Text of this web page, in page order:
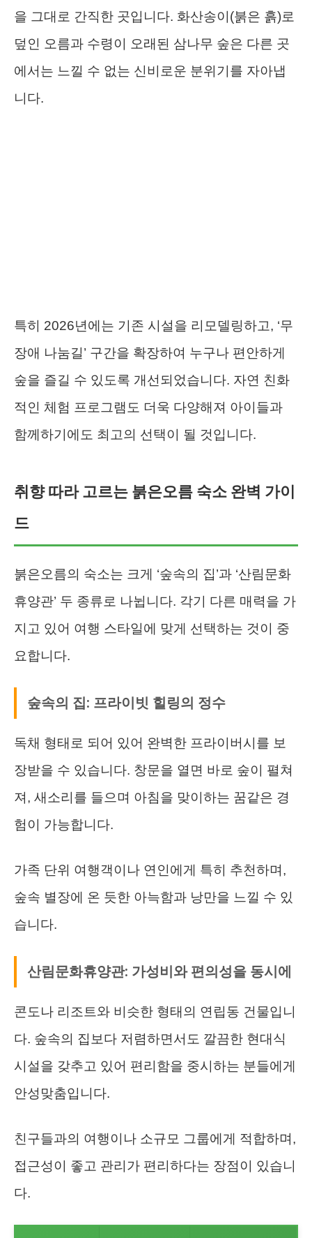
을 그대로 간직한 곳입니다. 화산송이(붉은 흙)로
덮인 오름과 수령이 오래된 삼나무 숲은 다른 곳
에서는 느낄 수 없는 신비로운 분위기를 자아냅
니다.
특히 2026년에는 기존 시설을 리모델링하고, ‘무
장애 나눔길’ 구간을 확장하여 누구나 편안하게
숲을 즐길 수 있도록 개선되었습니다. 자연 친화
적인 체험 프로그램도 더욱 다양해져 아이들과
함께하기에도 최고의 선택이 될 것입니다.
취향 따라 고르는 붉은오름 숙소 완벽 가이
드
붉은오름의 숙소는 크게 ‘숲속의 집’과 ‘산림문화
휴양관’ 두 종류로 나뉩니다. 각기 다른 매력을 가
지고 있어 여행 스타일에 맞게 선택하는 것이 중
요합니다.
숲속의 집: 프라이빗 힐링의 정수
독채 형태로 되어 있어 완벽한 프라이버시를 보
장받을 수 있습니다. 창문을 열면 바로 숲이 펼쳐
져, 새소리를 들으며 아침을 맞이하는 꿈같은 경
험이 가능합니다.
가족 단위 여행객이나 연인에게 특히 추천하며,
숲속 별장에 온 듯한 아늑함과 낭만을 느낄 수 있
습니다.
산림문화휴양관: 가성비와 편의성을 동시에
콘도나 리조트와 비슷한 형태의 연립동 건물입니
다. 숲속의 집보다 저렴하면서도 깔끔한 현대식
시설을 갖추고 있어 편리함을 중시하는 분들에게
안성맞춤입니다.
친구들과의 여행이나 소규모 그룹에게 적합하며,
접근성이 좋고 관리가 편리하다는 장점이 있습니
다.